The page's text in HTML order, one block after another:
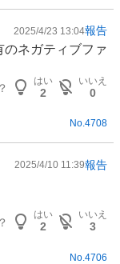
2025/4/23 13:04報告
のネガティブファ
はい
2
いいえ
0
No.4708
2025/4/10 11:39報告
はい
2
いいえ
3
No. 4706